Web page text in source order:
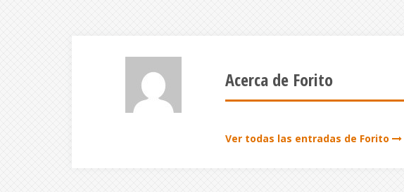
Acerca de Forito
Ver todas las entradas de Forito